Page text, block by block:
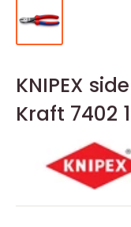
KNIPEX
Kraft 7402